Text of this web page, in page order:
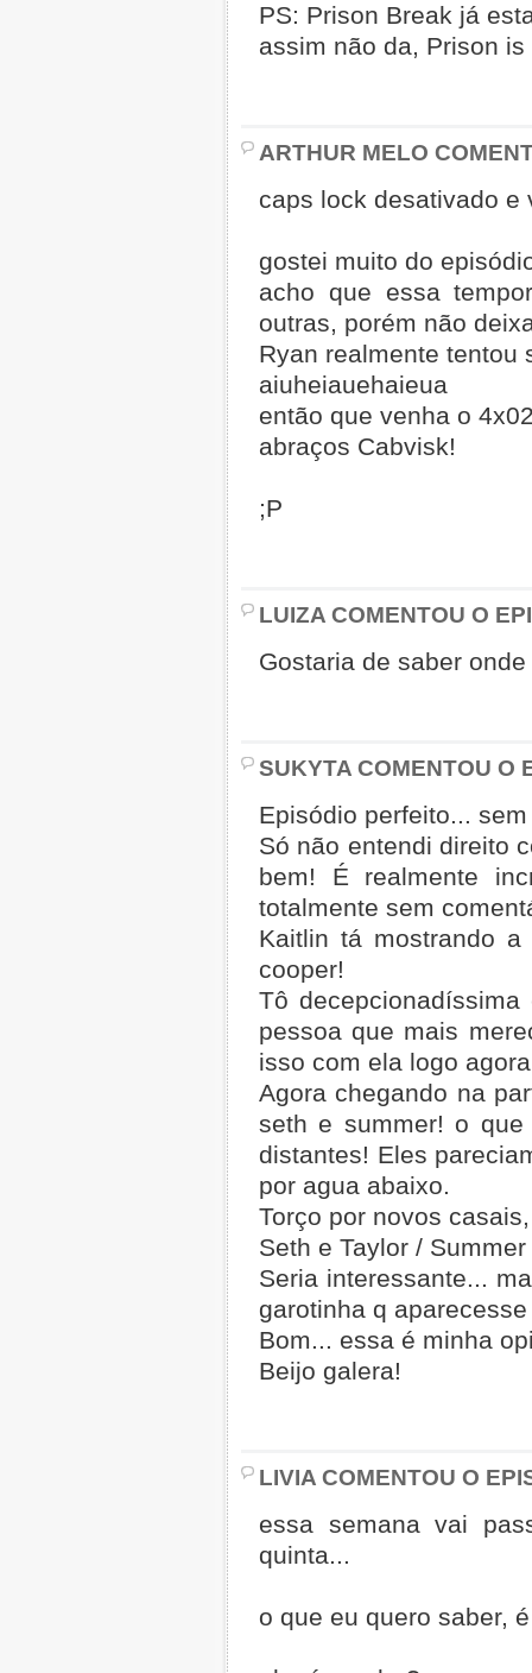
PS: Prison Break já
assim não da, Prison is
ARTHUR MELO
caps lock desativado e
gostei muito do
acho que essa
outras, porém não
Ryan realmente tentou
aiuheiauehaieua
então que venha o
abraços Cabvisk!
;P
LUIZA COMENTOU O
Gostaria de saber
SUKYTA COMENTOU O
Episódio perfeito...
Só não entendi direito
bem! É realmente
totalmente sem
Kaitlin tá mostrando
cooper!
Tô
pessoa que mais
isso com ela logo
Agora chegando na
seth e summer! o
distantes! Eles
por agua abaixo.
Torço por novos
Seth e Taylor /
Seria interessante...
garotinha q
Bom... essa é minha
Beijo galera!
LIVIA COMENTOU O
essa semana vai
quinta...
o que eu quero saber,